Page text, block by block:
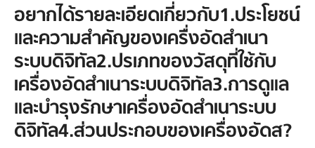
อยากได้รายละเอียดเกี่ยวกับ1.ประโยชน์
และความสำคัญของเครื่งอัดสำเนา
ระบบดิจิทัล2.ปรเภทของวัสดุที่ใช้กับ
เครื่องอัดสำเนาระบบดิจิทัล3.การดูแล
และบำรุงรักษาเครื่องอัดสำเนาระบบ
ดิจิทัล4.ส่วนประกอบของเครื่องอัดส?